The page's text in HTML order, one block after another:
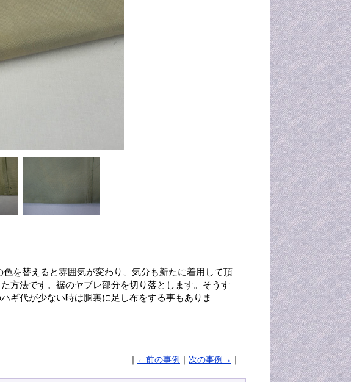
替えると雰囲気が変わり、気分も新たに着用して頂
方法です。裾のヤブレ部分を切り落とします。そうす
ギ代が少ない時は胴裏に足し布をする事もありま
←前の事例 次の事例→